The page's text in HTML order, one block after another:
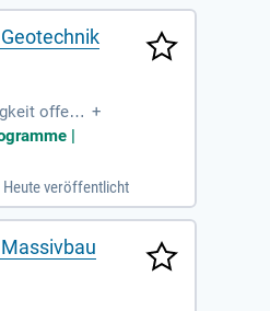
offene
die nume
von
Leistun
+
|
Heute veröffentlicht